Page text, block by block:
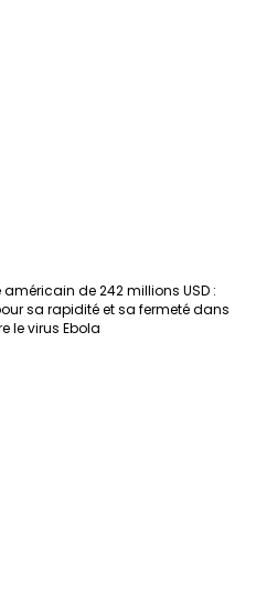
de 242 millions USD :
sa rapidité et sa fermeté dans
le virus Ebola